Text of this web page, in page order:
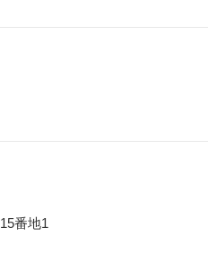
番地1